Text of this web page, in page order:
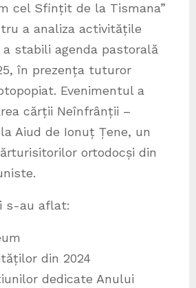
cel Sfințit de la Tismana”
a analiza activitățile
stabili agenda pastorală
în prezența tuturor
Evenimentul a
cărții Neînfrânții –
Aiud de Ionuț Țene, un
ortodocși din
s-au aflat:
din 2024
dedicate Anului